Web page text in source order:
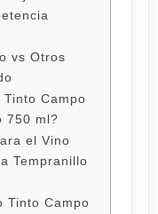
vs Otros
Campo
750 ml?
el Vino
Tempranillo
Tinto Campo